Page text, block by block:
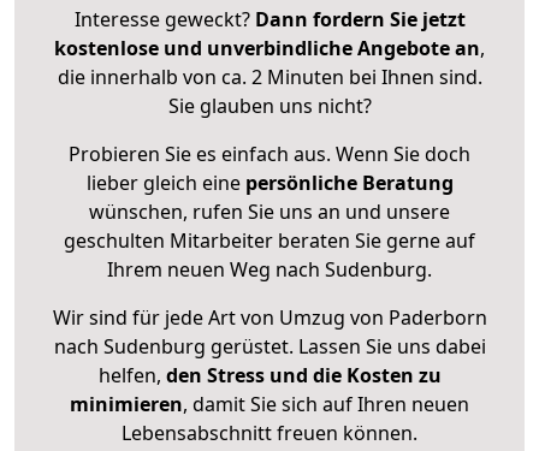
Interesse geweckt? Dann fordern Sie jetzt
kostenlose und unverbindliche Angebote an,
die innerhalb von ca. 2 Minuten bei Ihnen sind.
Sie glauben uns nicht?
Probieren Sie es einfach aus. Wenn Sie doch
lieber gleich eine persönliche Beratung
wünschen, rufen Sie uns an und unsere
geschulten Mitarbeiter beraten Sie gerne auf
Ihrem neuen Weg nach Sudenburg.
Wir sind für jede Art von Umzug von Paderborn
nach Sudenburg gerüstet. Lassen Sie uns dabei
helfen, den Stress und die Kosten zu
minimieren, damit Sie sich auf Ihren neuen
Lebensabschnitt freuen können.